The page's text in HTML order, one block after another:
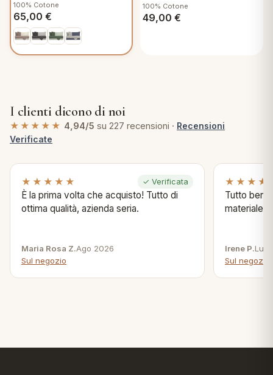
Sabbia
100% Cotone
65,00 €
100% Cotone
49,00 €
I clienti dicono di noi
★★★★★ 4,94/5 su 227 recensioni · Recensioni
Verificate
★★★★★ ✓ Verificata
È la prima volta che acquisto! Tutto di
ottima qualità, azienda seria.
Maria Rosa Z.Ago 2026
Sul negozio
Tutto bene
materiale .
Irene P.Lug
Sul negozio